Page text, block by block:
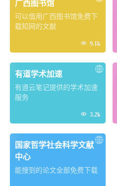
广西图书馆
可以借用广西图书馆免费下
载知网的文献
 9.1k
有道学术加速
有道云笔记提供的学术加速
服务
 3.2k
国家哲学社会科学文献
中心
能搜到的论文全部免费下载